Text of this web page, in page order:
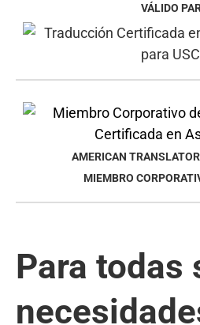
VÁLIDO
AMERICAN
MIEMBRO
Para todas